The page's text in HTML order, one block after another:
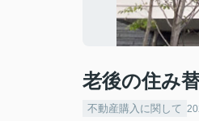
老後の住み
不動産購入に関して